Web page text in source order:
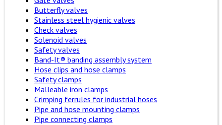
Butterfly valves
Stainless steel hygienic valves
Check valves
Solenoid valves
Safety valves
Band-It® banding assembly system
Hose clips and hose clamps
Safety clamps
Malleable iron clamps
Crimping ferrules for industrial hoses
Pipe and hose mounting clamps
Pipe connecting clamps